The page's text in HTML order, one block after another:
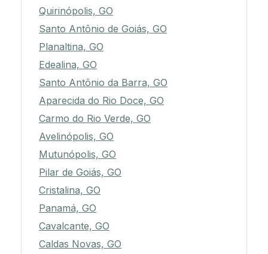
Quirinópolis, GO
Santo Antônio de Goiás, GO
Planaltina, GO
Edealina, GO
Santo Antônio da Barra, GO
Aparecida do Rio Doce, GO
Carmo do Rio Verde, GO
Avelinópolis, GO
Mutunópolis, GO
Pilar de Goiás, GO
Cristalina, GO
Panamá, GO
Cavalcante, GO
Caldas Novas, GO